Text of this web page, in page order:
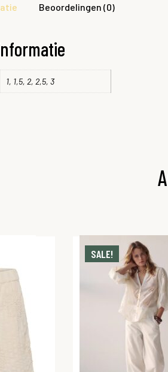
Beoordelingen (0)
1, 1,5, 2, 2,5, 3
SALE!